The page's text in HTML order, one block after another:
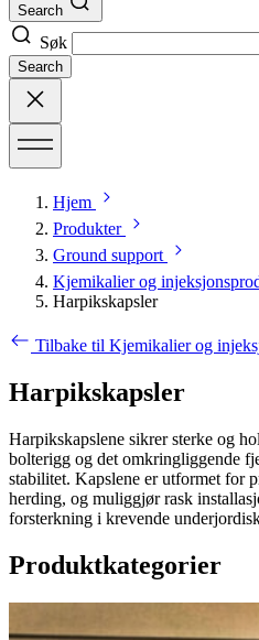
Search
Søk
Search
Hjem
Produkter
Ground support
Kjemikalier og
Harpikskapsler
Tilbake til Kjemikalier og
Harpikskapsler
Harpikskapslene sikrer sterke og
bolterigg og det omkringliggende
stabilitet. Kapslene er utformet for
herding, og muliggjør rask
forsterkning i krevende
Produktkategorier